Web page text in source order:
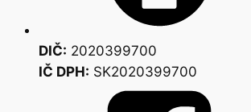
DIČ: 2020399700
IČ DPH: SK2020399700